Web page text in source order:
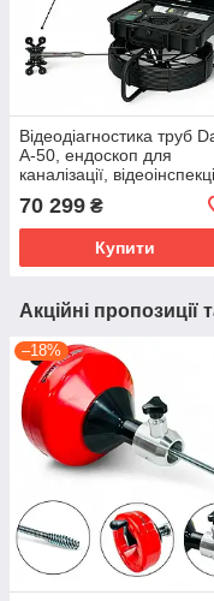
Відеодіагностика труб
А-50, ендоскоп для
каналізації,
70 299 ₴
Купити
Акційні пропозиції
–18%